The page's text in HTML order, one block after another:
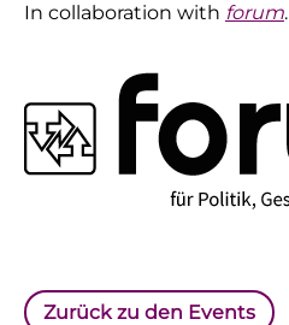
In collaboration with forum.
Zurück zu den Events